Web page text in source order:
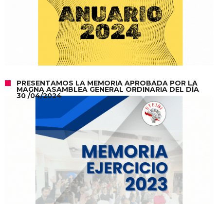
PRESENTAMOS LA MEMORIA APROBADA POR LA
MAGNA ASAMBLEA GENERAL ORDINARIA DEL DÍA
30 /04/2024